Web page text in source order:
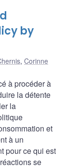
by
, Corinne
à procéder à
la détente
la
et
à un
pour ce qui est
se